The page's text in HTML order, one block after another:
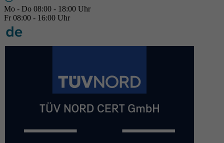
Mo - Do 08:00 - 18:00 Uhr
Fr 08:00 - 16:00 Uhr